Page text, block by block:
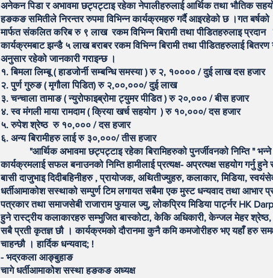
अनेकन पिडा र अभावमा छट्पट्टाइ रहेका नेपालीहरुलाई आर्थिक तथा भौतिक
हङकङ समितीले निरन्तर रुपमा विभिन्न कार्यक्रमहरु गर्दै आइरहेको छ ।गत
मार्फत संकलित करिब रु ९ लाख रकम विभिन्न बिरामी तथा पीडितहरुलाइ प्रदान
कार्यक्रमबाट झन्डै ५ लाख बराबर रकम विभिन्न बिरामी तथा पीडितहरुलाई
अनुसार रहेको जानकारी गराइन्छ ।
१. बिमला लिम्बू ( हाडजोर्नी सम्बन्धि समस्या ) रु २, १०००० / दुई लाख दस हजार
२. पुर्ण गुरुङ ( मृगौला पिडित) रु २,००,०००/ दुई लाख
३. चन्चाला तामाङ ( न्युरोफाइब्रोमा ट्युमर पीडित ) रु २०,००० / बीस हजार
४. स्व मंगली माया रामदाम ( क्रिया खर्च सहयोग ) रु १०,०००/ दस हजार
५. रुपेश श्रेष्ठ रु १०,००० / दस हजार
६. अन्य बिरामीहरु लाई रु ३०,०००/ तीस हजार
"आर्थिक अभावमा छट्पट्टाइ रहेका बिरामिहरुको पुनर्जीवनको निम्ति " भन्ने
कार्यक्रमलाई सफल बनाउनको निम्ति हामीलाई प्रत्यक्ष- अप्रत्यक्ष सहयोग गर्नु
बासी दाजुभाइ दिदीबहिनीहरु , प्रायोजक, अथितीज्युहरु, कलाकार, मिडिया,
धर्तीआमाकोश सस्थाको सम्पुर्ण टिम लगायत सबैमा एक मुस्ट धन्यवाद तथा आभार
पत्रकार तथा समाजसेबी राजाराम फुयाल ज्यु, लोकप्रिय मिडिया पार्ट्नर HK
हुने रास्ट्रीय कलाकारहरु सम्भुजित बास्कोटा, केकि अधिकारी, केन्जल मेहर
सबै प्रती कृतज्ञ छौ । कार्यक्रमको दौरानमा कुनै कमि कमजोरीहरु भए यहाँ हरु समक्ष
चाहन्छौ । हार्दिक धन्यवाद; !
- भद्रकला आङ्बुहाङ
चागे धर्तीआमाकोश सस्था हङकङ अध्यक्ष